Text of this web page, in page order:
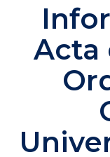
Acta